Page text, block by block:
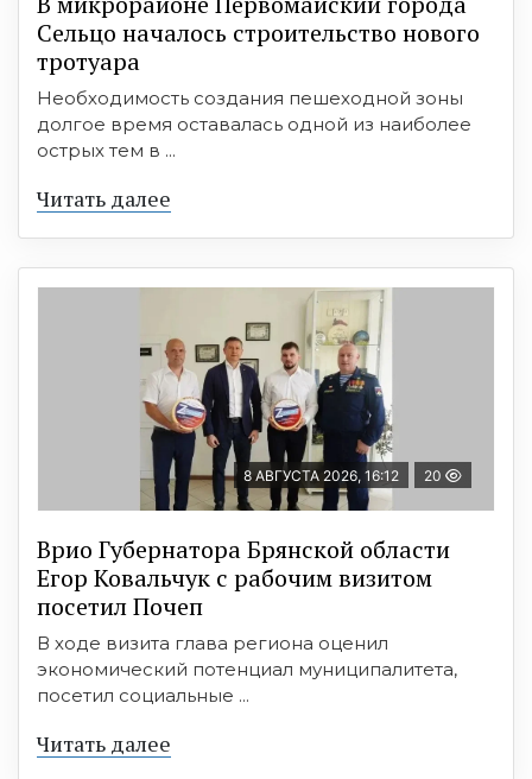
Сельцо началось строительство нового
тротуара
Необходимость создания пешеходной зоны
долгое время оставалась одной из наиболее
острых тем в ...
Читать далее
8 АВГУСТА 2026, 16:12 20
Врио Губернатора Брянской области
Егор Ковальчук с рабочим визитом
посетил Почеп
В ходе визита глава региона оценил
экономический потенциал муниципалитета,
посетил социальные ...
Читать далее